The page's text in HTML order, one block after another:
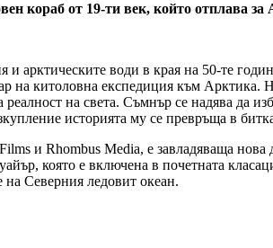
кораб от 19-ти век, който отплава за
и арктическите води в края на 50-те
на китоловна експедиция към
на света. Съмнър се надява да
историята му се превръща в
и Rhombus Media, е завладяваща
която е включена в почетната
на Северния ледовит океан.